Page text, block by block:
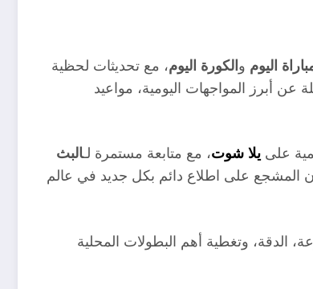
اليوم والكورة اليوم، مع تحديثات لحظية
أبرز المواجهات اليومية، مواعيد
علىيلا شوت، مع متابعة مستمرة لـالبث
المشجع على اطلاع دائم بكل جديد في عالم
الدقة، وتغطية أهم البطولات المحلية